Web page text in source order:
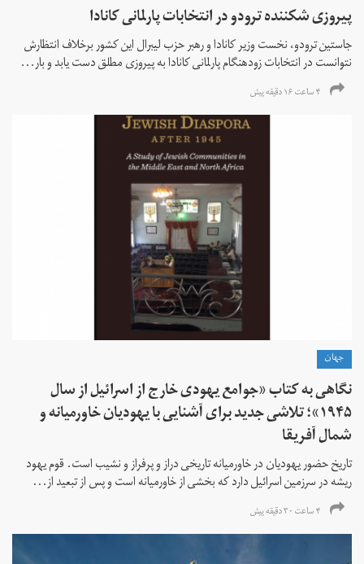
پیروزی شکننده ترودو در انتخابات پارلمانی کانادا
جاستین ترودو، نخست وزیر کانادا و رهبر حزب لیبرال این کشور برخلاف انتظارش
نتوانست در انتخابات زود‌هنگام پارلمانی کانادا به پیروزی مطلق دست یابد و بار...
۴ ساعت ۱۶ دقیقه پیش
جهان
نگاهی به کتاب «جوامع یهودی خارج از اسرائیل از سال
۱۹۴۵»؛ تلاشی جدید برای آشنایی با یهودیان خاورمیانه و
شمال آفریقا
تاریخ حضور یهودیان در خاورمیانه تاریخی دراز و پرفراز و نشیب است. قوم یهود
ریشه در سرزمین اسرائیل دارد که بخشی از خاورمیانه است و پس از تبعید از...
۴ ساعت ۳۰ دقیقه پیش